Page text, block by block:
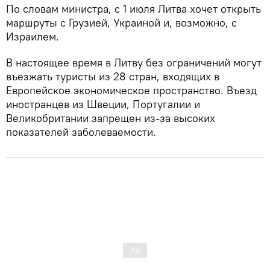
По словам министра, с 1 июля Литва хочет открыть
маршруты с Грузией, Украиной и, возможно, с
Израилем.
В настоящее время в Литву без ограничений могут
въезжать туристы из 28 стран, входящих в
Европейское экономическое пространство. Въезд
иностранцев из Швеции, Португалии и
Великобритании запрещен из-за высоких
показателей заболеваемости.